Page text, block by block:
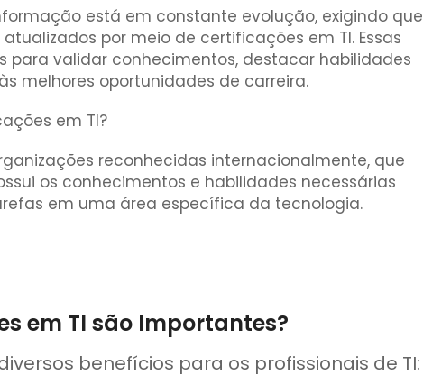
está em constante evolução, exigindo que
por meio de certificações em TI. Essas
validar conhecimentos, destacar habilidades
melhores oportunidades de carreira.
em TI?
reconhecidas internacionalmente, que
os conhecimentos e habilidades necessárias
em uma área específica da tecnologia.
em TI são Importantes?
benefícios para os profissionais de TI: